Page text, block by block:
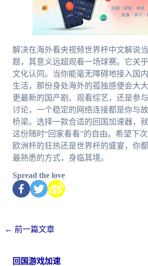
解决在海外看央视频世界杯中文解说
题，其意义远超观看一场球赛。它关
文化认同。当你能毫无障碍地接入国
生活，那份身处海外的孤独感便会大
更最新的国产剧、观看综艺，还是参
讨论，一个稳定的网络连接都是你与
桥梁。选择一款合适的回国加速器，
这份随时“回家看看”的自由。希望下
欧洲杯的狂热还是世界杯的盛宴，你
最熟悉的方式，身临其境。
Spread the love
← 前一篇文章
回国游戏加速